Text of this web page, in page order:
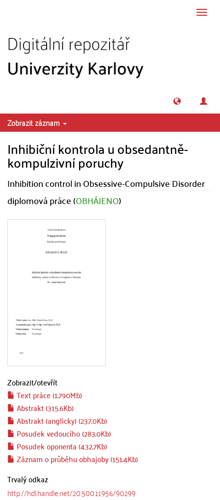
Zobrazit záznam
Inhibiční kontrola u obsedantně-
kompulzivní poruchy
Inhibition control in Obsessive-Compulsive Disorder
diplomová práce (OBHÁJENO)
Zobrazit/otevřít
Text práce (1.790Mb)
Abstrakt (315.6Kb)
Abstrakt (anglicky) (237.0Kb)
Posudek vedoucího (283.0Kb)
Posudek oponenta (432.7Kb)
Záznam o průběhu obhajoby (151.4Kb)
Trvalý odkaz
http://hdl.handle.net/20.500.11956/90299